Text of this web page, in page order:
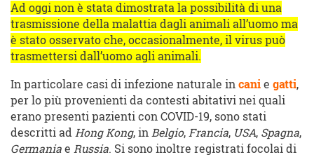
Ad oggi non è stata dimostrata la possibilità di una
trasmissione della malattia dagli animali all’uomo ma
è stato osservato che, occasionalmente, il virus può
trasmettersi dall’uomo agli animali.
In particolare casi di infezione naturale in cani e gatti,
per lo più provenienti da contesti abitativi nei quali
erano presenti pazienti con COVID-19, sono stati
descritti ad Hong Kong, in Belgio, Francia, USA, Spagna,
Germania e Russia. Si sono inoltre registrati focolai di